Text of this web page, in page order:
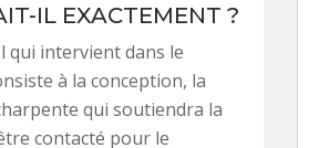
IL EXACTEMENT ?
qui intervient dans le
à la conception, la
qui soutiendra la
contacté pour le